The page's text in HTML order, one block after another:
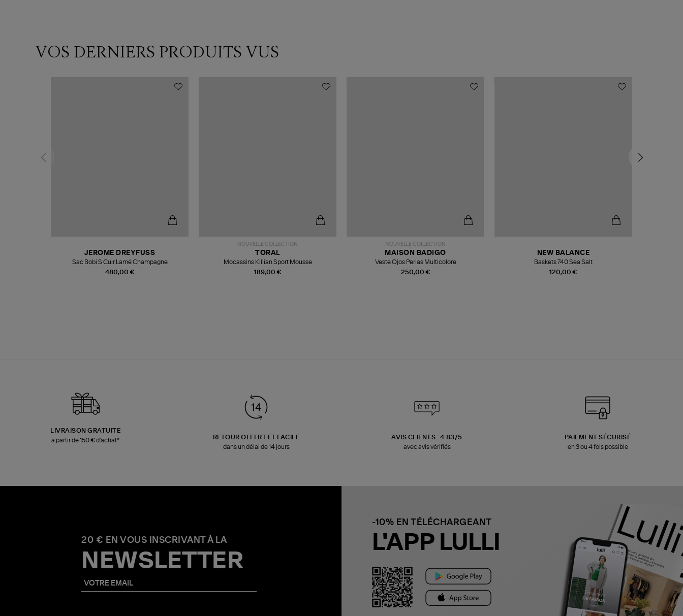
VOS DERNIERS PRODUITS VUS
480,00 €
JEROME DREYFUSS
Sac Bobi S Cuir Lamé Champagne
NOUVELLE COLLECTION
189,00 €
TORAL
Mocassins Killian Sport Mousse
NOUVELLE COLLECTION
250,00 €
MAISON BADIGO
Veste Ojos Perlas Multicolore
120,00 €
NEW BALANCE
Baskets 740 Sea Salt
LIVRAISON GRATUITE
à partir de 150 € d'achat*
RETOUR OFFERT ET FACILE
dans un délai de 14 jours
AVIS CLIENTS : 4.83/5
avec avis vérifiés
PAIEMENT SÉCURISÉ
en 3 ou 4 fois possible
20 € EN VOUS INSCRIVANT À LA
NEWSLETTER
-10% EN TÉLÉCHARGEANT
L'APP LULLI